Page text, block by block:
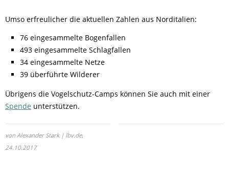
Umso erfreulicher die aktuellen Zahlen aus Norditalien:
76 eingesammelte Bogenfallen
493 eingesammelte Schlagfallen
34 eingesammelte Netze
39 überführte Wilderer
Übrigens die Vogelschutz-Camps können Sie auch mit einer
Spende unterstützen.
von Alexander Stark | lbv.de,
24.10.2017